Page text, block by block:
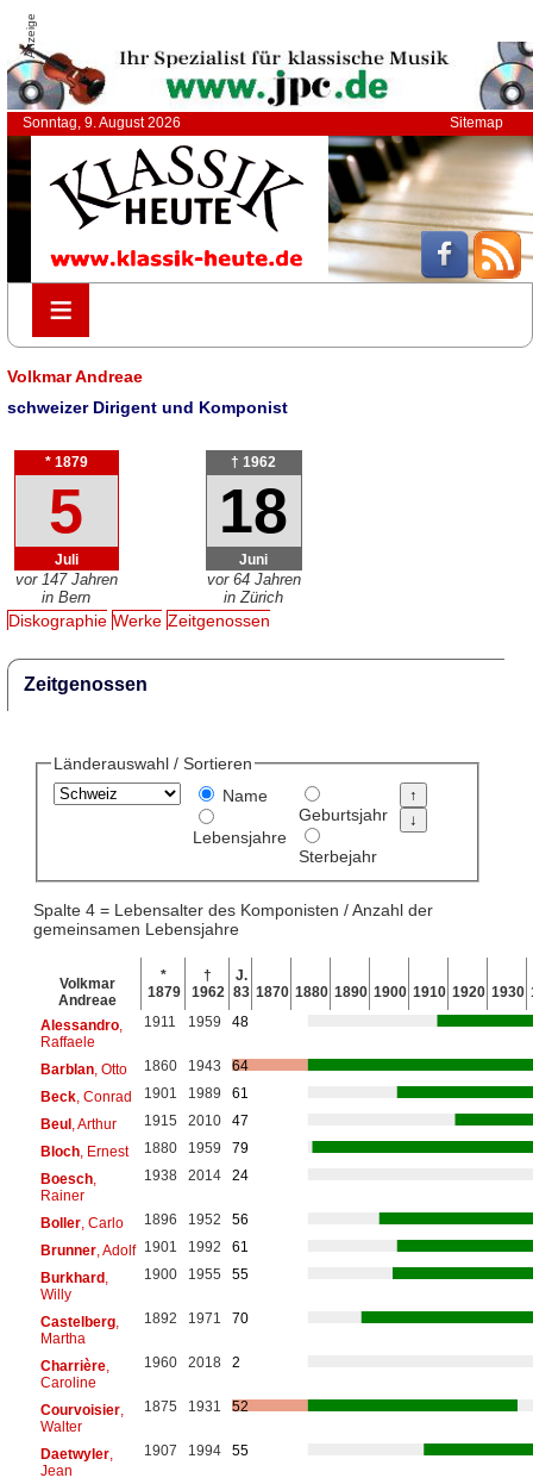
Anzeige
Sonntag, 9. August 2026 Sitemap
≡
≡
Volkmar Andreae
schweizer Dirigent und Komponist
* 1879
5
Juli
vor 147 Jahren
in Bern
† 1962
18
Juni
vor 64 Jahren
in Zürich
Diskographie Werke Zeitgenossen
Zeitgenossen
Länderauswahl / Sortieren
Name
Lebensjahre
Geburtsjahr
Sterbejahr
Spalte 4 = Lebensalter des Komponisten / Anzahl der
gemeinsamen Lebensjahre
Volkmar
Andreae
*
1879
†
1962
J.
83 1870 1880 1890 1900 1910 1920 1930
Alessandro,
Raffaele
1911 1959 48
Barblan, Otto 1860 1943
64
Beck, Conrad 1901 1989
61
Beul, Arthur 1915 2010
47
Bloch, Ernest 1880 1959
79
Boesch,
Rainer
1938 2014 24
Boller, Carlo 1896 1952
56
Brunner, Adolf 1901 1992
61
Burkhard,
Willy
1900 1955 55
Castelberg,
Martha
1892 1971 70
Charrière,
Caroline
1960 2018 2
Courvoisier,
Walter
1875 1931 52
Daetwyler,
Jean
1907 1994 55